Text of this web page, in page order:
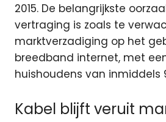
2015. De belangrijkste
vertraging is zoals te
marktverzadiging op het
breedband internet, met
huishoudens van inmiddels
Kabel blijft veruit